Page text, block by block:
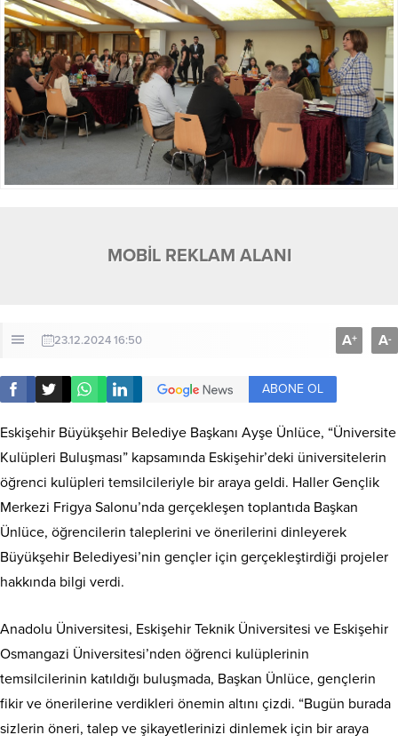
MOBİL REKLAM ALANI
23.12.2024 16:50 A+ A-
ABONE OL
Eskişehir Büyükşehir Belediye Başkanı Ayşe Ünlüce, “Üniversite
Kulüpleri Buluşması” kapsamında Eskişehir’deki üniversitelerin
öğrenci kulüpleri temsilcileriyle bir araya geldi. Haller Gençlik
Merkezi Frigya Salonu’nda gerçekleşen toplantıda Başkan
Ünlüce, öğrencilerin taleplerini ve önerilerini dinleyerek
Büyükşehir Belediyesi’nin gençler için gerçekleştirdiği projeler
hakkında bilgi verdi.
Anadolu Üniversitesi, Eskişehir Teknik Üniversitesi ve Eskişehir
Osmangazi Üniversitesi’nden öğrenci kulüplerinin
temsilcilerinin katıldığı buluşmada, Başkan Ünlüce, gençlerin
fikir ve önerilerine verdikleri önemin altını çizdi. “Bugün burada
sizlerin öneri, talep ve şikayetlerinizi dinlemek için bir araya